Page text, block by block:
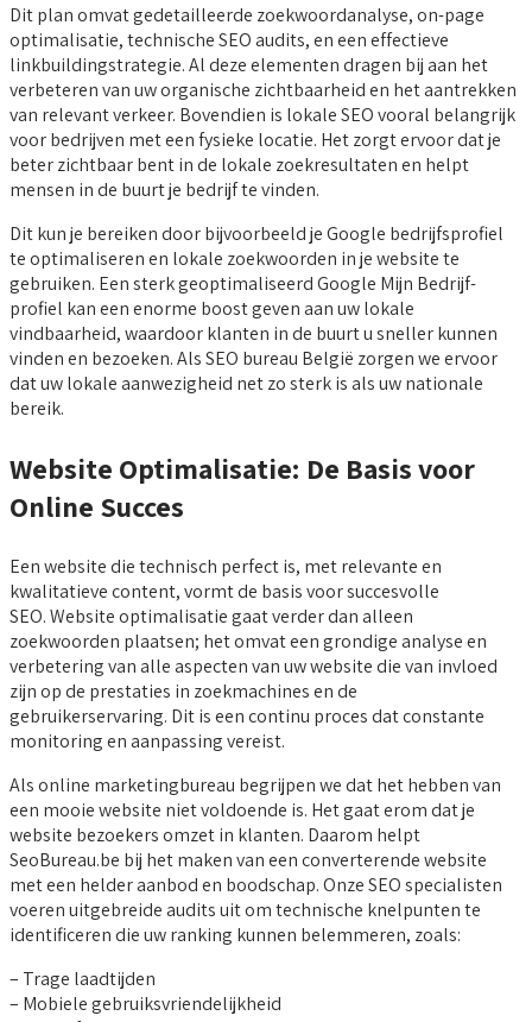
Dit plan omvat gedetailleerde zoekwoordanalyse, on-page
optimalisatie, technische SEO audits, en een effectieve
linkbuildingstrategie. Al deze elementen dragen bij aan het
verbeteren van uw organische zichtbaarheid en het aantrekken
van relevant verkeer. Bovendien is lokale SEO vooral belangrijk
voor bedrijven met een fysieke locatie. Het zorgt ervoor dat je
beter zichtbaar bent in de lokale zoekresultaten en helpt
mensen in de buurt je bedrijf te vinden.
Dit kun je bereiken door bijvoorbeeld je Google bedrijfsprofiel
te optimaliseren en lokale zoekwoorden in je website te
gebruiken. Een sterk geoptimaliseerd Google Mijn Bedrijf-
profiel kan een enorme boost geven aan uw lokale
vindbaarheid, waardoor klanten in de buurt u sneller kunnen
vinden en bezoeken. Als SEO bureau België zorgen we ervoor
dat uw lokale aanwezigheid net zo sterk is als uw nationale
bereik.
Website Optimalisatie: De Basis voor
Online Succes
Een website die technisch perfect is, met relevante en
kwalitatieve content, vormt de basis voor succesvolle
SEO. Website optimalisatie gaat verder dan alleen
zoekwoorden plaatsen; het omvat een grondige analyse en
verbetering van alle aspecten van uw website die van invloed
zijn op de prestaties in zoekmachines en de
gebruikerservaring. Dit is een continu proces dat constante
monitoring en aanpassing vereist.
Als online marketingbureau begrijpen we dat het hebben van
een mooie website niet voldoende is. Het gaat erom dat je
website bezoekers omzet in klanten. Daarom helpt
SeoBureau.be bij het maken van een converterende website
met een helder aanbod en boodschap. Onze SEO specialisten
voeren uitgebreide audits uit om technische knelpunten te
identificeren die uw ranking kunnen belemmeren, zoals:
– Trage laadtijden
– Mobiele gebruiksvriendelijkheid